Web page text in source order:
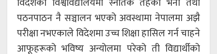
पठनपाठन नै सञ्चालन भएको अवस्थामा नेपालमा अझै
परीक्षा नभएकाले विदेशमा उच्च शिक्षा हासिल गर्न चाहने
आफूहरूको भविष्य अन्योलमा परेको ती विद्यार्थीको